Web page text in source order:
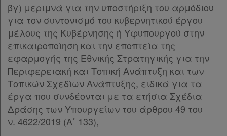
βγ) μεριμνά για την υποστήριξη του αρμόδιου
για τον συντονισμό του κυβερνητικού έργου
μέλους της Κυβέρνησης ή Υφυπουργού στην
επικαιροποίηση και την εποπτεία της
εφαρμογής της Εθνικής Στρατηγικής για την
Περιφερειακή και Τοπική Ανάπτυξη και των
Τοπικών Σχεδίων Ανάπτυξης, ειδικά για τα
έργα που συνδέονται με τα ετήσια Σχέδια
Δράσης των Υπουργείων του άρθρου 49 του
ν. 4622/2019 (Α΄ 133),